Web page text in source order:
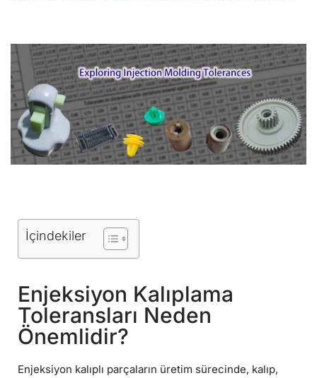
İçindekiler
Enjeksiyon Kalıplama
Toleransları Neden
Önemlidir?
Enjeksiyon kalıplı parçaların üretim sürecinde, kalıp,